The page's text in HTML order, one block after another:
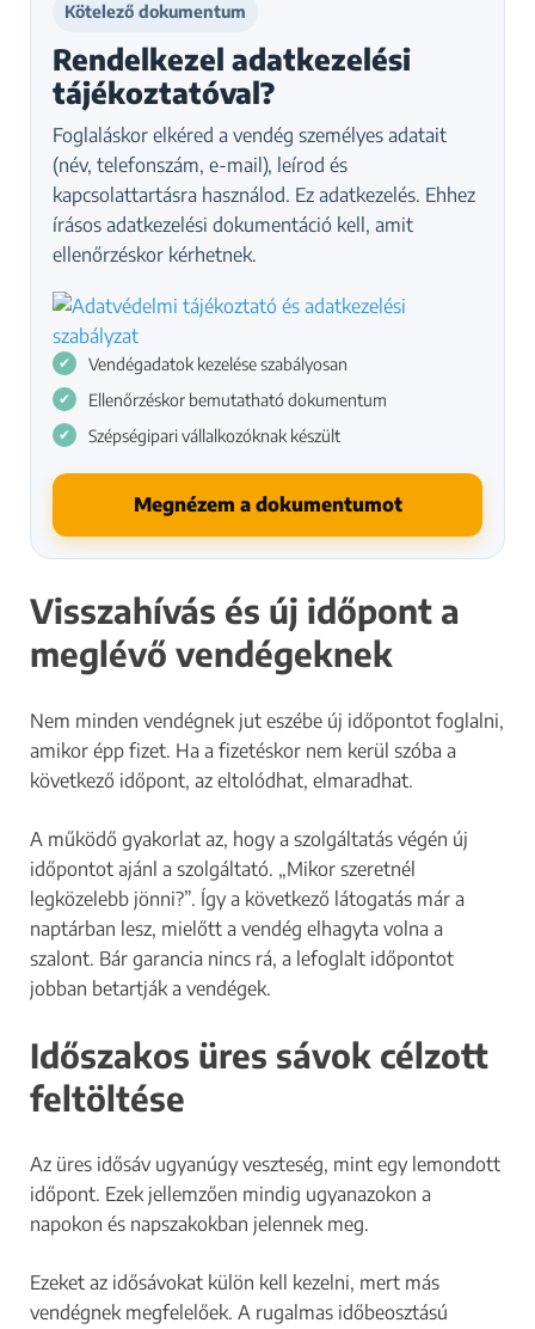
Kötelező dokumentum
Rendelkezel adatkezelési
tájékoztatóval?
Foglaláskor elkéred a vendég személyes adatait
(név, telefonszám, e-mail), leírod és
kapcsolattartásra használod. Ez adatkezelés. Ehhez
írásos adatkezelési dokumentáció kell, amit
ellenőrzéskor kérhetnek.
Vendégadatok kezelése szabályosan
Ellenőrzéskor bemutatható dokumentum
Szépségipari vállalkozóknak készült
Megnézem a dokumentumot
Visszahívás és új időpont a
meglévő vendégeknek
Nem minden vendégnek jut eszébe új időpontot foglalni,
amikor épp fizet. Ha a fizetéskor nem kerül szóba a
következő időpont, az eltolódhat, elmaradhat.
A működő gyakorlat az, hogy a szolgáltatás végén új
időpontot ajánl a szolgáltató. „Mikor szeretnél
legközelebb jönni?”. Így a következő látogatás már a
naptárban lesz, mielőtt a vendég elhagyta volna a
szalont. Bár garancia nincs rá, a lefoglalt időpontot
jobban betartják a vendégek.
Időszakos üres sávok célzott
feltöltése
Az üres idősáv ugyanúgy veszteség, mint egy lemondott
időpont. Ezek jellemzően mindig ugyanazokon a
napokon és napszakokban jelennek meg.
Ezeket az idősávokat külön kell kezelni, mert más
vendégnek megfelelőek. A rugalmas időbeosztású